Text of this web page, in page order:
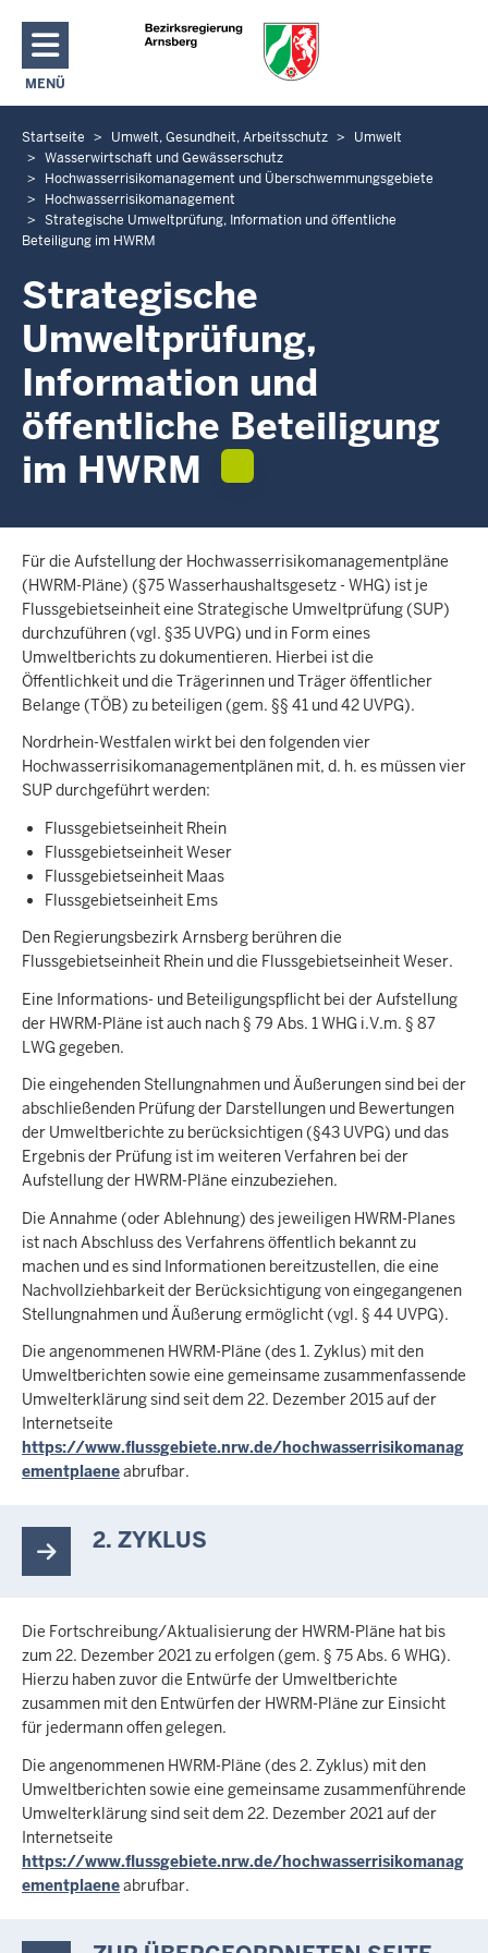
Direkt zum Inhalt
MENÜ
NAVIGATION AKTIVIEREN/DEAKTIVIEREN: HAUPTMENÜ
S
e
b
e
f
i
n
d
n
s
i
h
h
i
e
r
Startseite Umwelt, Gesundheit, Arbeitsschutz
Umwelt
Wasserwirtschaft und Gewässerschutz
Hochwasserrisikomanagement und Überschwemmungsgebiete
Hochwasserrisikomanagement
Strategische Umweltprüfung, Information und öffentliche
Beteiligung im HWRM
Strategische
Umweltprüfung,
Information und
öffentliche Beteiligung
im HWRM
Für die Aufstellung der Hochwasserrisikomanagementpläne
(HWRM-Pläne) (§75 Wasserhaushaltsgesetz - WHG) ist je
Flussgebietseinheit eine Strategische Umweltprüfung (SUP)
durchzuführen (vgl. §35 UVPG) und in Form eines
Umweltberichts zu dokumentieren. Hierbei ist die
Öffentlichkeit und die Trägerinnen und Träger öffentlicher
Belange (TÖB) zu beteiligen (gem. §§ 41 und 42 UVPG).
Nordrhein-Westfalen wirkt bei den folgenden vier
Hochwasserrisikomanagementplänen mit, d. h. es müssen vier
SUP durchgeführt werden:
Flussgebietseinheit Rhein
Flussgebietseinheit Weser
Flussgebietseinheit Maas
Flussgebietseinheit Ems
Den Regierungsbezirk Arnsberg berühren die
Flussgebietseinheit Rhein und die Flussgebietseinheit Weser.
Eine Informations- und Beteiligungspflicht bei der Aufstellung
der HWRM-Pläne ist auch nach § 79 Abs. 1 WHG i.V.m. § 87
LWG gegeben.
Die eingehenden Stellungnahmen und Äußerungen sind bei der
abschließenden Prüfung der Darstellungen und Bewertungen
der Umweltberichte zu berücksichtigen (§43 UVPG) und das
Ergebnis der Prüfung ist im weiteren Verfahren bei der
Aufstellung der HWRM-Pläne einzubeziehen.
Die Annahme (oder Ablehnung) des jeweiligen HWRM-Planes
ist nach Abschluss des Verfahrens öffentlich bekannt zu
machen und es sind Informationen bereitzustellen, die eine
Nachvollziehbarkeit der Berücksichtigung von eingegangenen
Stellungnahmen und Äußerung ermöglicht (vgl. § 44 UVPG).
Die angenommenen HWRM-Pläne (des 1. Zyklus) mit den
Umweltberichten sowie eine gemeinsame zusammenfassende
Umwelterklärung sind seit dem 22. Dezember 2015 auf der
Internetseite
https://www.flussgebiete.nrw.de/hochwasserrisikomanag
ementplaeneabrufbar.
2. ZYKLUS
Die Fortschreibung/Aktualisierung der HWRM-Pläne hat bis
zum 22. Dezember 2021 zu erfolgen (gem. § 75 Abs. 6 WHG).
Hierzu haben zuvor die Entwürfe der Umweltberichte
zusammen mit den Entwürfen der HWRM-Pläne zur Einsicht
für jedermann offen gelegen.
Die angenommenen HWRM-Pläne (des 2. Zyklus) mit den
Umweltberichten sowie eine gemeinsame zusammenführende
Umwelterklärung sind seit dem 22. Dezember 2021 auf der
Internetseite
https://www.flussgebiete.nrw.de/hochwasserrisikomanag
ementplaeneabrufbar.